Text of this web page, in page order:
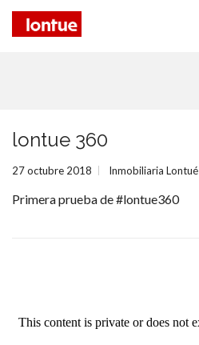
lontue 360
27 octubre 2018 Inmobiliaria Lontué
Primera prueba de #lontue360